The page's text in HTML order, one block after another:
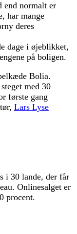
end normalt er
har mange
deres
dage i øjeblikket,
på boligen.
Bolia.
med 30
første gang
Lars Lyse
i 30 lande, der får
Onlinesalget er
procent.